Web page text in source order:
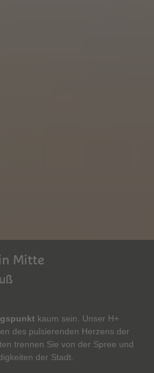
Mitte
kaum sein. Unser H+
des pulsierenden Herzens der
trennen Sie von der Spree und
der Stadt.